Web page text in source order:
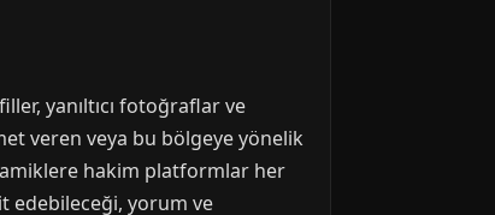
yanıltıcı fotoğraflar ve
veren veya bu bölgeye yönelik
hakim platformlar her
edebileceği, yorum ve